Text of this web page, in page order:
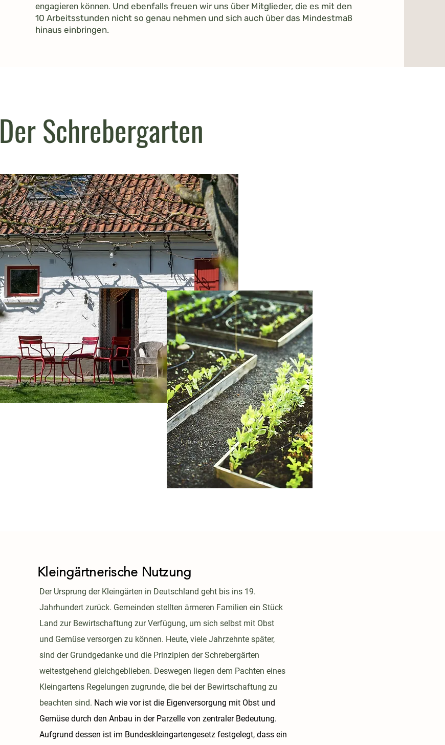
engagieren können. ​ Und ebenfalls freuen wir uns über Mitglieder, die es mit den
10 Arbeitsstunden nicht so genau nehmen und sich auch über das Mindestmaß
hinaus einbringen.
Der Schrebergarten
Kleingärtnerische Nutzung
Der Ursprung der Kleingärten in Deutschland geht bis ins 19.
Jahrhundert zurück. Gemeinden stellten ärmeren Familien ein Stück
Land zur Bewirtschaftung zur Verfügung, um sich selbst mit Obst
und Gemüse versorgen zu können. Heute, viele Jahrzehnte später,
sind der Grundgedanke und die Prinzipien der Schrebergärten
weitestgehend gleichgeblieben. Deswegen liegen dem Pachten eines
Kleingartens Regelungen zugrunde, die bei der Bewirtschaftung zu
beachten sind. Nach wie vor ist die Eigenversorgung mit Obst und
Gemüse durch den Anbau in der Parzelle von zentraler Bedeutung.
Aufgrund dessen ist im Bundeskleingartengesetz festgelegt, dass ein